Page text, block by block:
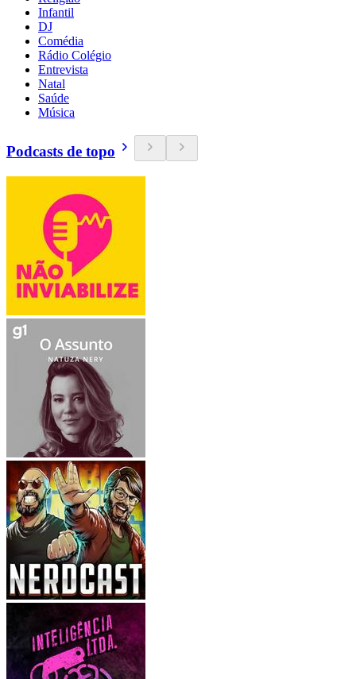
Infantil
DJ
Comédia
Rádio Colégio
Entrevista
Natal
Saúde
Música
Podcasts de topo